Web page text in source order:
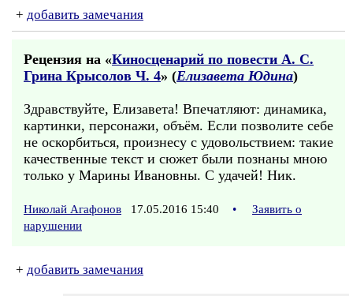
+ добавить замечания
Рецензия на «Киносценарий по повести А. С.
Грина Крысолов Ч. 4» (Елизавета Юдина)
Здравствуйте, Елизавета! Впечатляют: динамика,
картинки, персонажи, объём. Если позволите себе
не оскорбиться, произнесу с удовольствием: такие
качественные текст и сюжет были познаны мною
только у Марины Ивановны. С удачей! Ник.
Николай Агафонов 17.05.2016 15:40 •
Заявить о
нарушении
+ добавить замечания